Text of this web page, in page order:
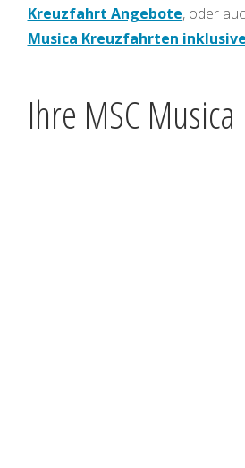
Kreuzfahrt Angebote, oder
Musica Kreuzfahrten
Ihre MSC